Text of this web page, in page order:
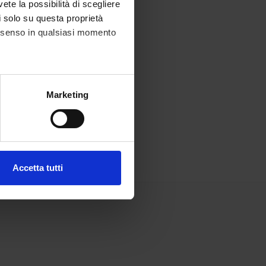
la possibilità di scegliere
su questa proprietà
in qualsiasi momento
metro,
che hai fornito loro o
Marketing
Accetta tutti